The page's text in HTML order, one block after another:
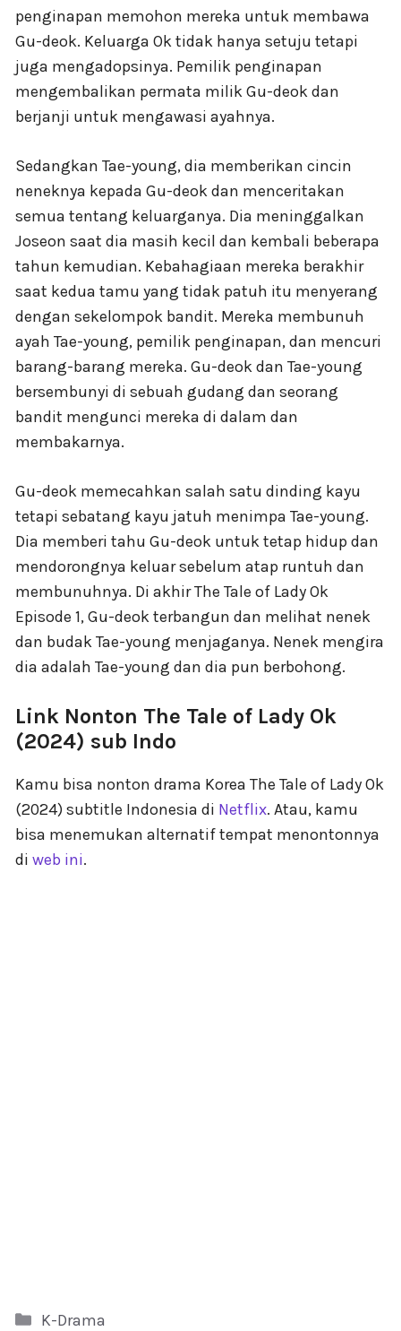
penginapan memohon mereka untuk membawa
Gu-deok. Keluarga Ok tidak hanya setuju tetapi
juga mengadopsinya. Pemilik penginapan
mengembalikan permata milik Gu-deok dan
berjanji untuk mengawasi ayahnya.
Sedangkan Tae-young, dia memberikan cincin
neneknya kepada Gu-deok dan menceritakan
semua tentang keluarganya. Dia meninggalkan
Joseon saat dia masih kecil dan kembali beberapa
tahun kemudian. Kebahagiaan mereka berakhir
saat kedua tamu yang tidak patuh itu menyerang
dengan sekelompok bandit. Mereka membunuh
ayah Tae-young, pemilik penginapan, dan mencuri
barang-barang mereka. Gu-deok dan Tae-young
bersembunyi di sebuah gudang dan seorang
bandit mengunci mereka di dalam dan
membakarnya.
Gu-deok memecahkan salah satu dinding kayu
tetapi sebatang kayu jatuh menimpa Tae-young.
Dia memberi tahu Gu-deok untuk tetap hidup dan
mendorongnya keluar sebelum atap runtuh dan
membunuhnya. Di akhir The Tale of Lady Ok
Episode 1, Gu-deok terbangun dan melihat nenek
dan budak Tae-young menjaganya. Nenek mengira
dia adalah Tae-young dan dia pun berbohong.
Link Nonton The Tale of Lady Ok
(2024) sub Indo
Kamu bisa nonton drama Korea The Tale of Lady Ok
(2024) subtitle Indonesia di Netflix. Atau, kamu
bisa menemukan alternatif tempat menontonnya
di web ini.
Kategori
K-Drama